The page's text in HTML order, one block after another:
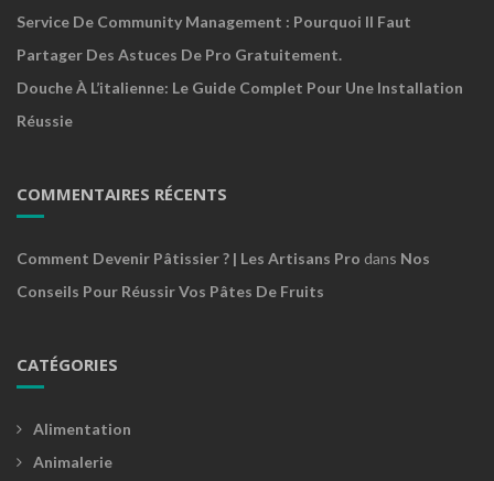
Service De Community Management : Pourquoi Il Faut
Partager Des Astuces De Pro Gratuitement.
Douche À L’italienne: Le Guide Complet Pour Une Installation
Réussie
COMMENTAIRES RÉCENTS
Comment Devenir Pâtissier ? | Les Artisans Pro dans Nos
Conseils Pour Réussir Vos Pâtes De Fruits
CATÉGORIES
Alimentation
Animalerie